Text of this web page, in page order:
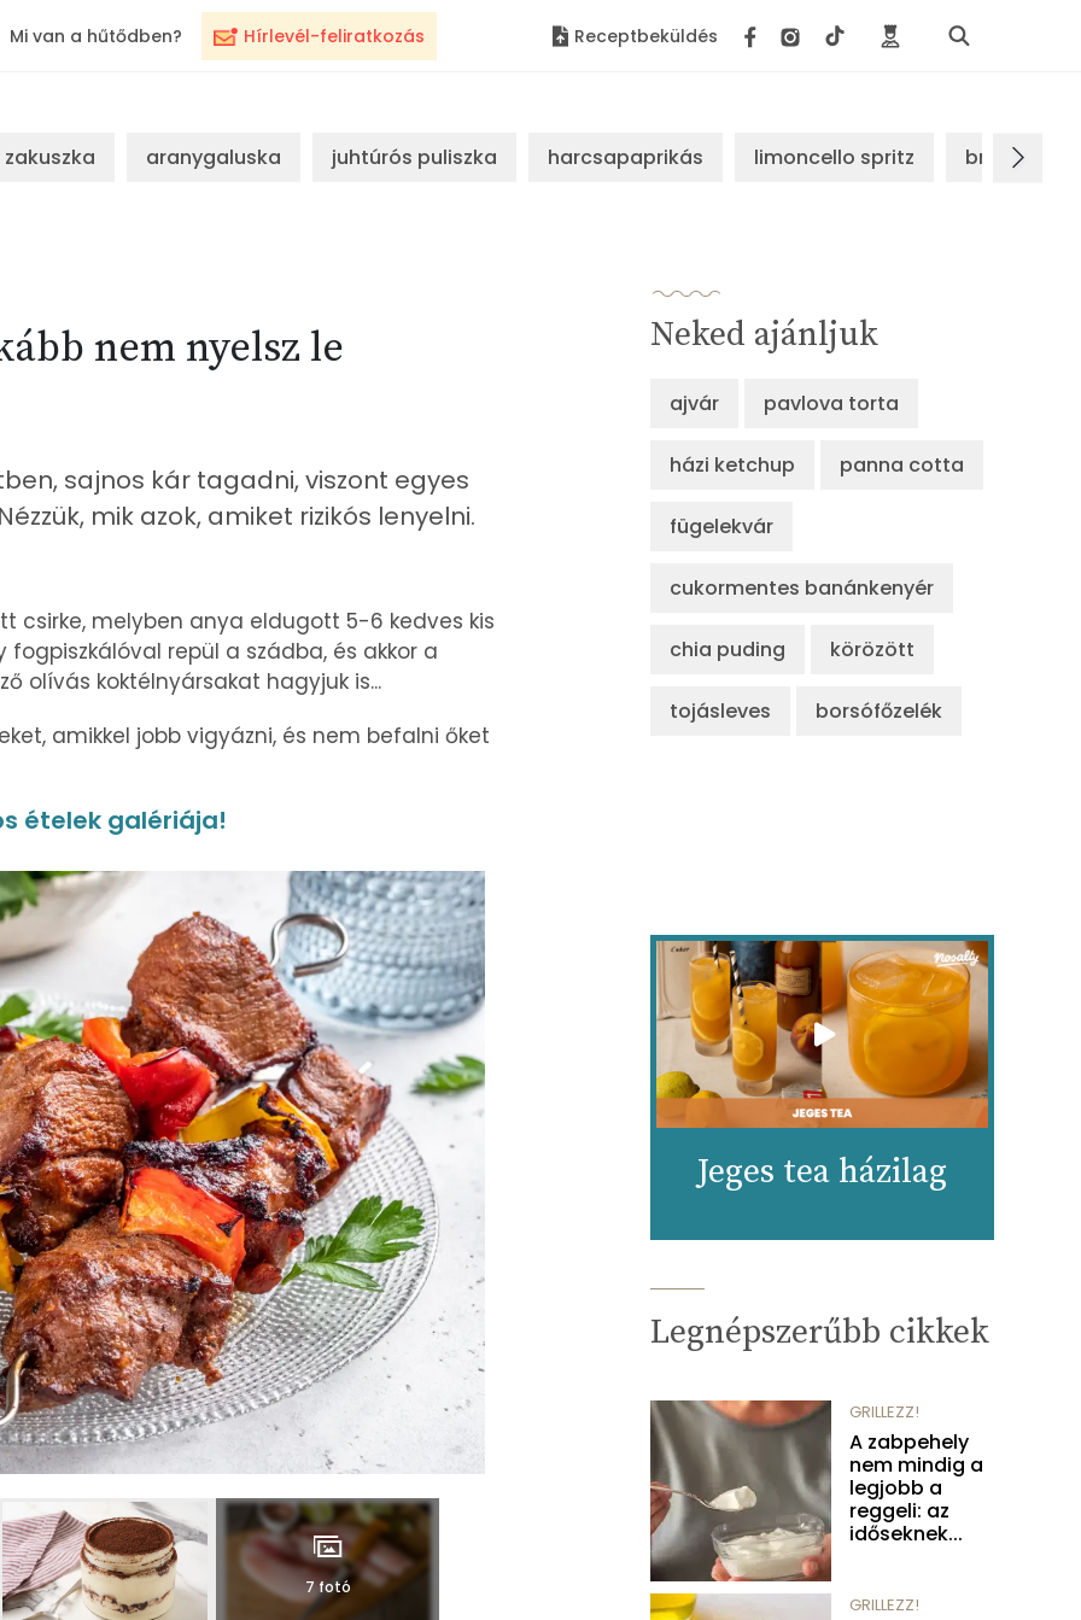
Hírlevél-feliratkozás
Mi van a hűtődben? Receptbeküldés
zakuszka aranygaluska juhtúrós puliszka harcsapaprikás limoncello spritz brassói
nem nyelsz le
sajnos kár tagadni, viszont egyes
mik azok, amiket rizikós lenyelni.
csirke, melyben anya eldugott 5-6 kedves kis
repül a szádba, és akkor a
olívás koktélnyársakat hagyjuk is...
amikkel jobb vigyázni, és nem befalni őket
ételek galériája!
7 fotó
Neked ajánljuk
ajvár pavlova torta
házi ketchup panna cotta
fügelekvár
cukormentes banánkenyér
chia puding körözött
tojásleves borsófőzelék
Jeges tea házilag
Legnépszerűbb cikkek
GRILLEZZ!
A zabpehely
nem mindig a
legjobb a
reggeli: az
időseknek...
GRILLEZZ!